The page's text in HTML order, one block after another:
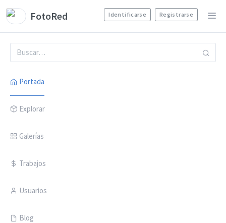
FotoRed Identificarse Registrarse
Portada
Explorar
Galerías
Trabajos
Usuarios
Blog